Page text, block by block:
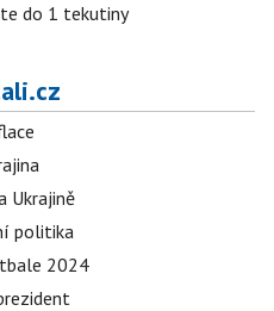
do 1 tekutiny
Ukrajině
politika
2024